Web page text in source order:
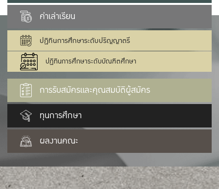
ค่าเล่าเรียน
ปฏิทินการศึกษาระดับปริญญาตรี
ปฏิทินการศึกษาระดับบัณฑิตศึกษา
การรับสมัครและคุณสมบัติผู้สมัคร
ทุนการศึกษา
ผลงานคณะ